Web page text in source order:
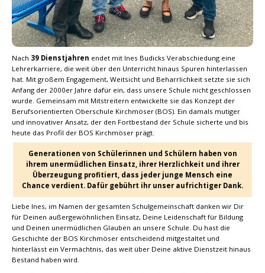
Nach 39 Dienstjahren endet mit Ines Budicks Verabschiedung eine
Lehrerkarriere, die weit über den Unterricht hinaus Spuren hinterlassen
hat. Mit großem Engagement, Weitsicht und Beharrlichkeit setzte sie sich
Anfang der 2000er Jahre dafür ein, dass unsere Schule nicht geschlossen
wurde. Gemeinsam mit Mitstreitern entwickelte sie das Konzept der
Berufsorientierten Oberschule Kirchmöser (BOS). Ein damals mutiger
und innovativer Ansatz, der den Fortbestand der Schule sicherte und bis
heute das Profil der BOS Kirchmöser prägt.
Generationen von Schülerinnen und Schülern haben von
ihrem unermüdlichen Einsatz, ihrer Herzlichkeit und ihrer
Überzeugung profitiert, dass jeder junge Mensch eine
Chance verdient. Dafür gebührt ihr unser aufrichtiger Dank.
Liebe Ines, im Namen der gesamten Schulgemeinschaft danken wir Dir
für Deinen außergewöhnlichen Einsatz, Deine Leidenschaft für Bildung
und Deinen unermüdlichen Glauben an unsere Schule. Du hast die
Geschichte der BOS Kirchmöser entscheidend mitgestaltet und
hinterlässt ein Vermächtnis, das weit über Deine aktive Dienstzeit hinaus
Bestand haben wird.